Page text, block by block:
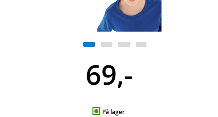
69,-
På lager